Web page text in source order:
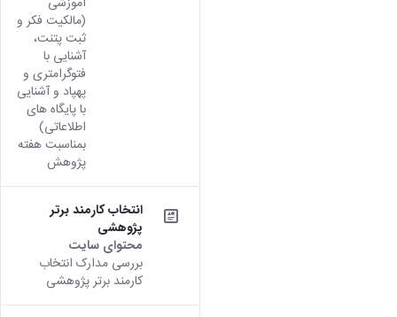
(مالکیت فکر و
ثبت پتنت،
آشنایی با
فتوگرامتری و
پهپاد و آشنایی
با پایگاه های
اطلاعاتی)
بمناسبت هفته
پژوهش
انتخاب کارمند برتر
پژوهشی
محتوای سایت
بررسی مدارک انتخاب
کارمند برتر پژوهشی